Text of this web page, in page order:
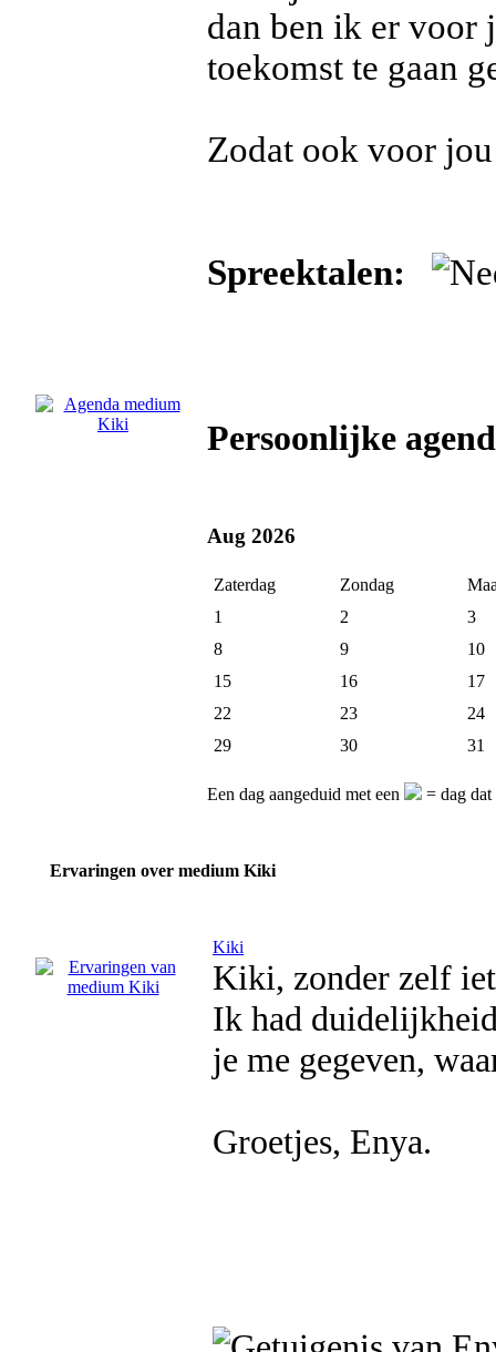
dan ben ik er voor
toekomst te gaan
Zodat ook voor
Spreektalen:
Persoonlijke
Aug 2026
Zaterdag Zondag
1
2
3
8
9
10
15
16
17
22
23
24
29
30 31
Een dag aangeduid met een = dag
Ervaringen over medium Kiki
Kiki
Kiki, zonder zelf
Ik had
je me gegeven,
Groetjes, Enya.